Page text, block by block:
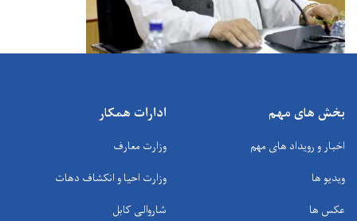
بخش های مهم
اخبار و رویداد های مهم
ویدیو ها
عکس ها
ادارات همکار
وزارت معارف
وزارت احیا و انکشاف دهات
شاروالی کابل